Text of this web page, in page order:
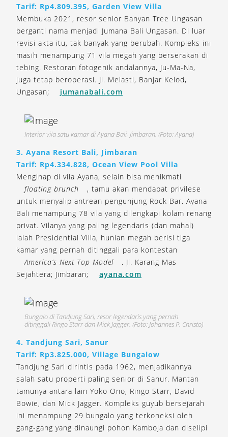
Tarif: Rp4.809.395, Garden View Villa
Membuka 2021, resor senior Banyan Tree Ungasan
berganti nama menjadi Jumana Bali Ungasan. Di luar
revisi akta itu, tak banyak yang berubah. Kompleks ini
masih menampung 71 vila megah yang berserakan di
tebing. Restoran fotogenik andalannya, Ju-Ma-Na,
juga tetap beroperasi. Jl. Melasti, Banjar Kelod,
Ungasan;
jumanabali.com
Interior vila satu kamar di Ayana Bali, Jimbaran. (Foto: Ayana)
3. Ayana Resort Bali, Jimbaran
Tarif: Rp4.334.828, Ocean View Pool Villa
Menginap di vila Ayana, selain bisa menikmati
floating brunch
, tamu akan mendapat privilese
untuk menyalip antrean pengunjung Rock Bar. Ayana
Bali menampung 78 vila yang dilengkapi kolam renang
privat. Vilanya yang paling legendaris (dan mahal)
ialah Presidential Villa, hunian megah berisi tiga
kamar yang pernah ditinggali para kontestan
America’s Next Top Model
. Jl. Karang Mas
Sejahtera; Jimbaran;
ayana.com
Bungalo di Tandjung Sari, resor legendaris yang pernah
ditinggali Ringo Starr dan Mick Jagger. (Foto: Johannes P. Christo)
4. Tandjung Sari, Sanur
Tarif: Rp3.825.000, Village Bungalow
Tandjung Sari dirintis pada 1962, menjadikannya
salah satu properti paling senior di Sanur. Mantan
tamunya antara lain Yoko Ono, Ringo Starr, David
Bowie, dan Mick Jagger. Kompleks guyub bersejarah
ini menampung 29 bungalo yang terkoneksi oleh
gang-gang yang dinaungi pohon Kamboja dan diselipi